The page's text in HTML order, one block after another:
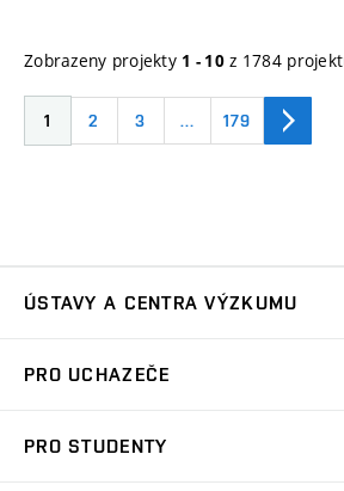
Zobrazeny projekty 1 - 10 z 1784
1 2 3 … 179
ÚSTAVY A CENTRA VÝZKUMU
Ústav automatizace a měřicí
PRO UCHAZEČE
PRO STUDENTY